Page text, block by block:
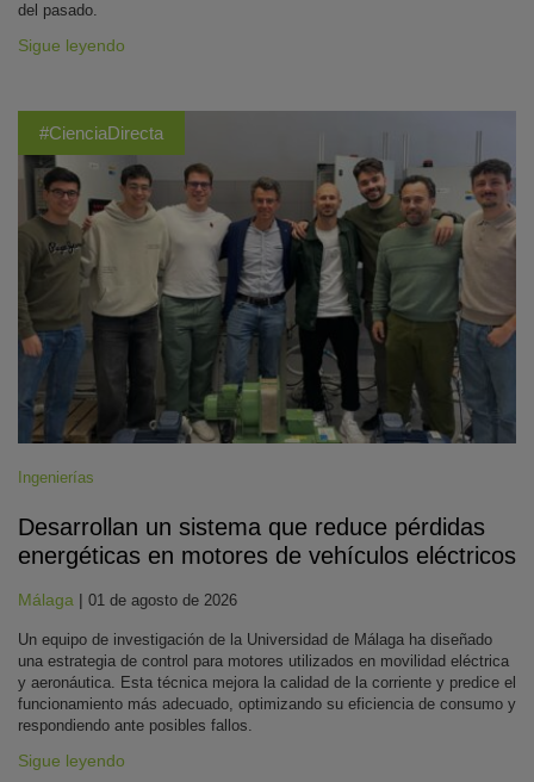
del pasado.
Sigue leyendo
#CienciaDirecta
Ingenierías
Desarrollan un sistema que reduce pérdidas
energéticas en motores de vehículos eléctricos
Málaga | 01 de agosto de 2026
Un equipo de investigación de la Universidad de Málaga ha diseñado
una estrategia de control para motores utilizados en movilidad eléctrica
y aeronáutica. Esta técnica mejora la calidad de la corriente y predice el
funcionamiento más adecuado, optimizando su eficiencia de consumo y
respondiendo ante posibles fallos.
Sigue leyendo